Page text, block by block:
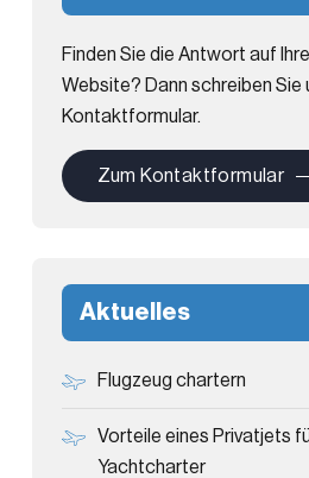
Finden Sie die Antwort auf
Website? Dann schreiben Sie
Kontaktformular.
Zum Kontaktformular
Aktuelles
Flugzeug chartern
Vorteile eines Privatjets
Yachtcharter